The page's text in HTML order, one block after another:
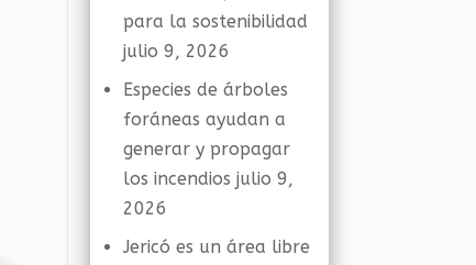
para la sostenibilidad
julio 9, 2026
Especies de árboles
foráneas ayudan a
generar y propagar
los incendios julio 9,
2026
Jericó es un área libre